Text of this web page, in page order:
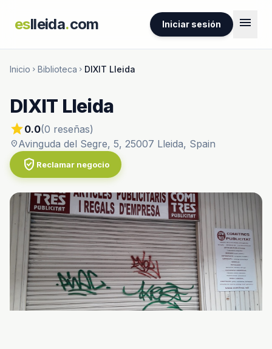
eslleida.com Iniciar sesión menu
Inicio chevron_right Biblioteca chevron_right DIXIT Lleida
DIXIT Lleida
star0.0(0 reseñas)
location_onAvinguda del Segre, 5, 25007 Lleida, Spain
verified_user Reclamar negocio